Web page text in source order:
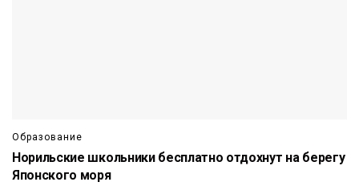
Образование
Норильские школьники бесплатно отдохнут на берегу
Японского моря